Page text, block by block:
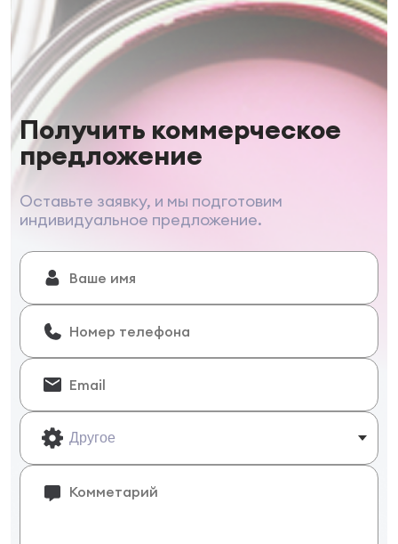
Получить коммерческое
предложение
Оставьте заявку, и мы подготовим
индивидуальное предложение.